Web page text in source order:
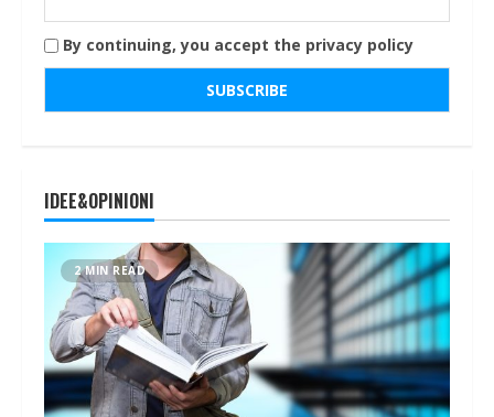
By continuing, you accept the privacy policy
IDEE&OPINIONI
2 MIN READ